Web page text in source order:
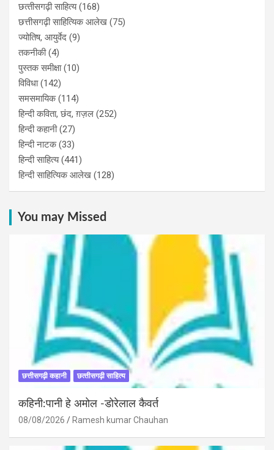
छत्‍तीसगढ़ी साहित्‍य(168)
छत्तीसगढ़ी साहित्यिक आलेख (75)
ज्योतिष, आयुर्वेद (9)
तकनीकी(4)
पुस्‍तक समीक्षा(10)
विविधा(142)
समसमायिक(114)
हिन्दी कविता, छंद, ग़ज़ल (252)
हिन्दी कहानी(27)
हिन्‍दी नाटक(33)
हिन्दी साहित्य(441)
हिन्दी साहित्यिक आलेख (128)
You may Missed
छत्तीसगढ़ी कहानी छत्‍तीसगढ़ी साहित्‍य
कहिनी:पानी हे अमोल -डोरेलाल कैवर्त
08/08/2026 Ramesh kumar Chauhan